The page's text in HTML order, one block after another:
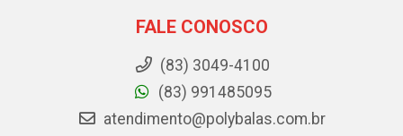
FALE CONOSCO
(83) 3049-4100
(83) 991485095
atendimento@polybalas.com.br